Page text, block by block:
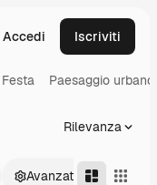
Accedi Iscriviti
Festa Paesaggio urbano
Rilevanza
Avanzate